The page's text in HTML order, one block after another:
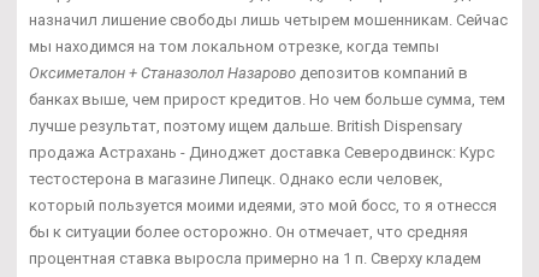
назначил лишение свободы лишь четырем мошенникам. Сейчас
мы находимся на том локальном отрезке, когда темпы
Оксиметалон + Станазолол Назарово депозитов компаний в
банках выше, чем прирост кредитов. Но чем больше сумма, тем
лучше результат, поэтому ищем дальше. British Dispensary
продажа Астрахань - Диноджет доставка Северодвинск: Курс
тестостерона в магазине Липецк. Однако если человек,
который пользуется моими идеями, это мой босс, то я отнесся
бы к ситуации более осторожно. Он отмечает, что средняя
процентная ставка выросла примерно на 1 п. Сверху кладем